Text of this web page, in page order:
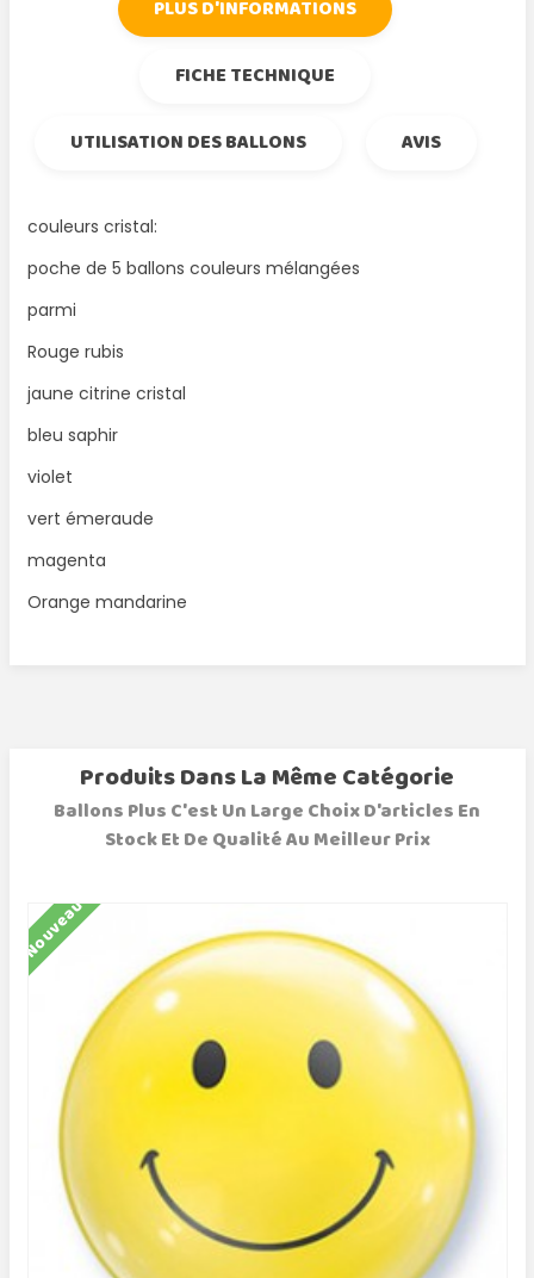
PLUS D'INFORMATIONS
FICHE TECHNIQUE
UTILISATION DES BALLONS
AVIS
couleurs cristal:
poche de 5 ballons couleurs mélangées
parmi
Rouge rubis
jaune citrine cristal
bleu saphir
violet
vert émeraude
magenta
Orange mandarine
Produits Dans La Même Catégorie
Ballons Plus C'est Un Large Choix D'articles En
Stock Et De Qualité Au Meilleur Prix
Nouveau